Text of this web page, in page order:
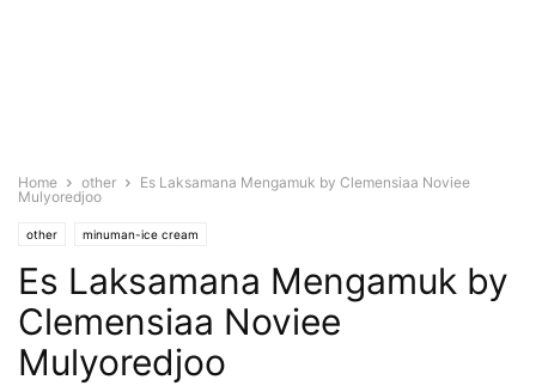
Home other
Es Laksamana Mengamuk by Clemensiaa Noviee
Mulyoredjoo
other minuman-ice cream
Es Laksamana Mengamuk by
Clemensiaa Noviee
Mulyoredjoo